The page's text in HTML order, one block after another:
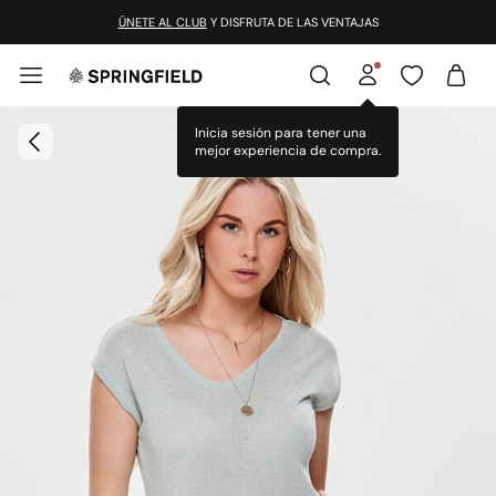
¡DESCARGA LA APP!
Inicia sesión para tener una
mejor experiencia de compra.